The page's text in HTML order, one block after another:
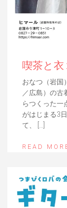
喫茶と衣
おなつ（岩国
／広島）の古
らつくった一
がはじまる3
て、 […]
READ